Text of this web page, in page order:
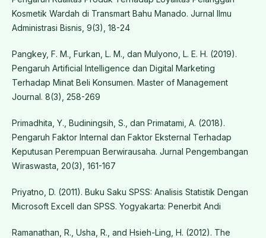
Kosmetik Wardah di Transmart Bahu Manado. Jurnal Ilmu
Administrasi Bisnis, 9(3), 18-24
Pangkey, F. M., Furkan, L. M., dan Mulyono, L. E. H. (2019).
Pengaruh Artificial Intelligence dan Digital Marketing
Terhadap Minat Beli Konsumen. Master of Management
Journal. 8(3), 258-269
Primadhita, Y., Budiningsih, S., dan Primatami, A. (2018).
Pengaruh Faktor Internal dan Faktor Eksternal Terhadap
Keputusan Perempuan Berwirausaha. Jurnal Pengembangan
Wiraswasta, 20(3), 161-167
Priyatno, D. (2011). Buku Saku SPSS: Analisis Statistik Dengan
Microsoft Excell dan SPSS. Yogyakarta: Penerbit Andi
Ramanathan, R., Usha, R., and Hsieh-Ling, H. (2012). The